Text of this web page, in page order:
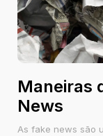
Maneiras
News
As fake news são